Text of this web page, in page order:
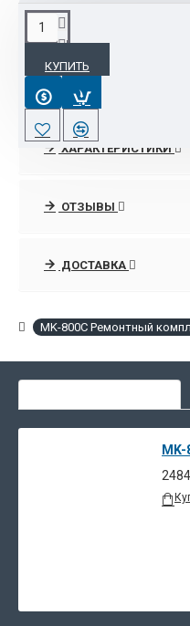
КУПИТЬ
ОПИСАНИЕ
Ресурс: 200000 стр.
Вес в упаковке: 14 кг
Размеры упаковки:
ХАРАКТЕРИСТИКИ
ОТЗЫВЫ
ДОСТАВКА
MK-800C Ремонтный